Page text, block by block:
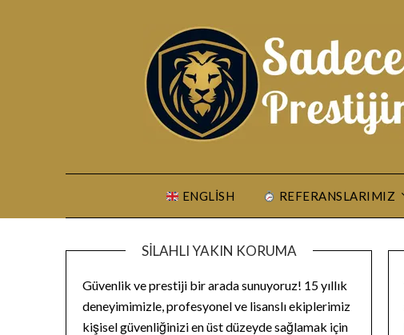
ENGLISH REFERANSLARIMIZ
SILAHLI YAKIN KORUMA
Güvenlik ve prestiji bir arada sunuyoruz! 15 yıllık
deneyimimizle, profesyonel ve lisanslı ekiplerimiz
kişisel güvenliğinizi en üst düzeyde sağlamak için